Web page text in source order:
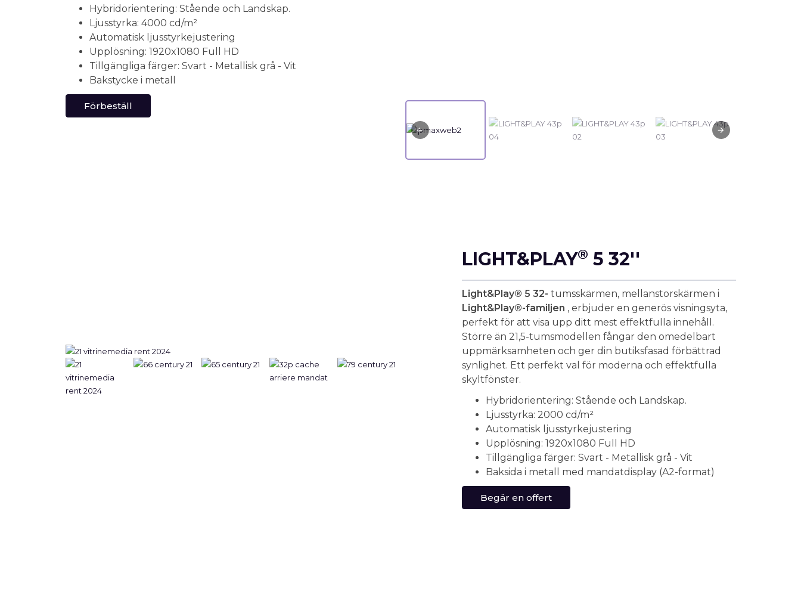
Hybridorientering: Stående och Landskap.
Ljusstyrka: 4000 cd/m²
Automatisk ljusstyrkejustering
Upplösning: 1920x1080 Full HD
Tillgängliga färger: Svart - Metallisk grå - Vit
Bakstycke i metall
Förbeställ
LIGHT&PLAY® 5 32''
Light&Play® 5 32- tumsskärmen, mellanstorskärmen i
Light&Play®-familjen , erbjuder en generös visningsyta,
perfekt för att visa upp ditt mest effektfulla innehåll.
Större än 21,5-tumsmodellen fångar den omedelbart
uppmärksamheten och ger din butiksfasad förbättrad
synlighet. Ett perfekt val för moderna och effektfulla
skyltfönster.
Hybridorientering: Stående och Landskap.
Ljusstyrka: 2000 cd/m²
Automatisk ljusstyrkejustering
Upplösning: 1920x1080 Full HD
Tillgängliga färger: Svart - Metallisk grå - Vit
Baksida i metall med mandatdisplay (A2-format)
Begär en offert